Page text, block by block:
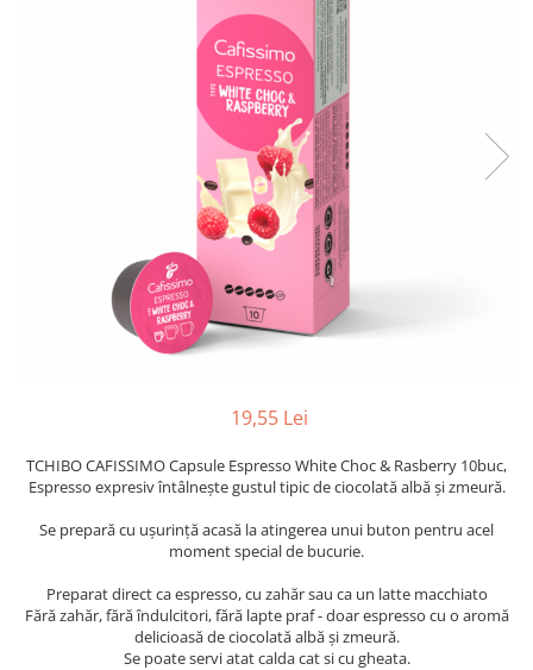
19,55 Lei
TCHIBO CAFISSIMO Capsule Espresso White Choc & Rasberry 10buc,
Espresso expresiv întâlnește gustul tipic de ciocolată albă și zmeură.
Se prepară cu ușurință acasă la atingerea unui buton pentru acel
moment special de bucurie.
Preparat direct ca espresso, cu zahăr sau ca un latte macchiato
Fără zahăr, fără îndulcitori, fără lapte praf - doar espresso cu o aromă
delicioasă de ciocolată albă și zmeură.
Se poate servi atat calda cat si cu gheata.